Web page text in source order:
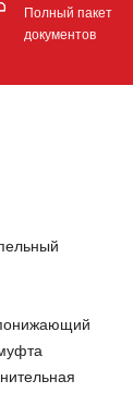
Полный пакет
документов